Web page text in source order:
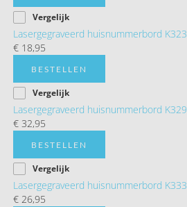
Vergelijk
Lasergegraveerd huisnummerbord K323
€ 18,95
BESTELLEN
Vergelijk
Lasergegraveerd huisnummerbord K329
€ 32,95
BESTELLEN
Vergelijk
Lasergegraveerd huisnummerbord K333
€ 26,95